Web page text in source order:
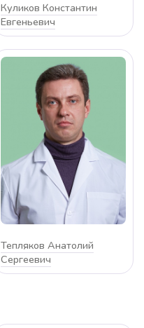
Куликов Константин
Евгеньевич
Тепляков Анатолий
Сергеевич